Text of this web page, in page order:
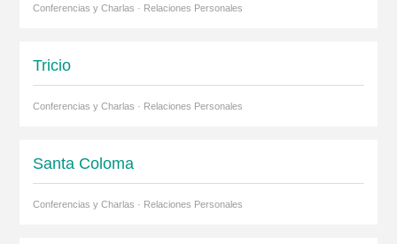
Conferencias y Charlas · Relaciones Personales
Tricio
Conferencias y Charlas · Relaciones Personales
Santa Coloma
Conferencias y Charlas · Relaciones Personales